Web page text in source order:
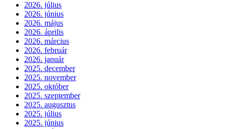
2026. július
2026. június
2026. május
2026. április
2026. március
2026. február
2026. január
2025. december
2025. november
2025. október
2025. szeptember
2025. augusztus
2025. július
2025. június